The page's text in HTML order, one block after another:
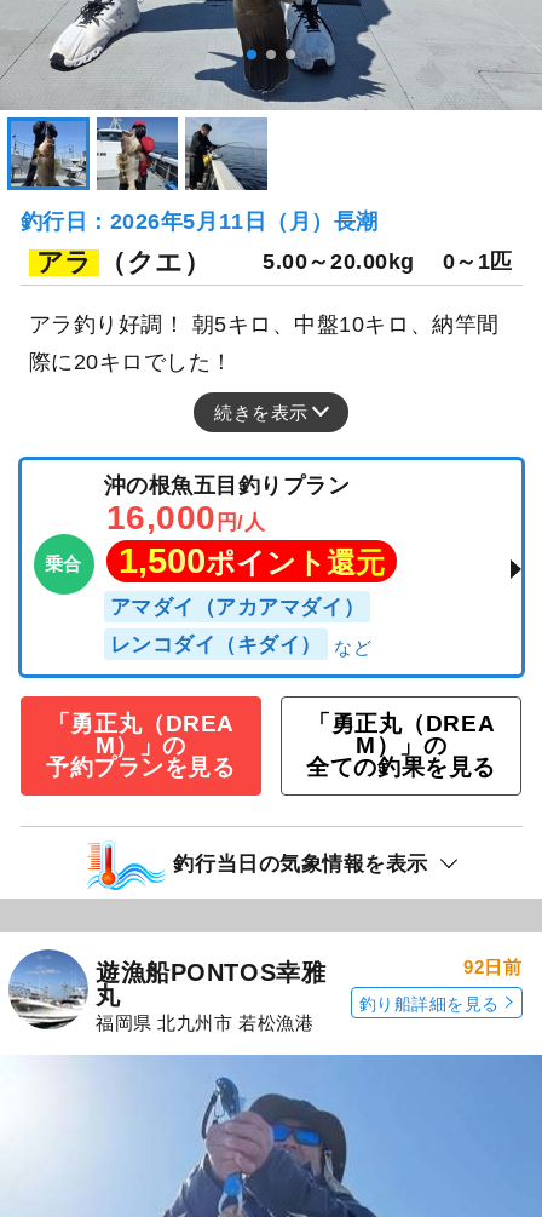
釣行日：2026年5月11日（月）長潮
アラ （クエ） 5.00～20.00kg 0～1匹
アラ釣り好調！ 朝5キロ、中盤10キロ、納竿間
際に20キロでした！
続きを表示
乗合
沖の根魚五目釣りプラン
16,000 円/人
1,500ポイント還元
アマダイ（アカアマダイ）
レンコダイ（キダイ）
「勇正丸（DREA
M）」の
予約プランを見る
「勇正丸（DREA
M）」の
全ての釣果を見る
釣行当日の気象情報を表示
遊漁船PONTOS幸雅
丸
福岡県 北九州市 若松漁港
92日前
釣り船詳細を見る